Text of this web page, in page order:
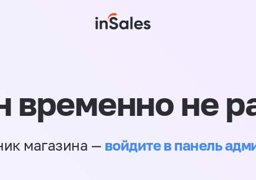
временно не
магазина — войдите в панель